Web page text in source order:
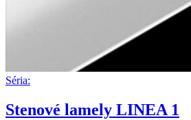
Séria:
Stenové lamely LINEA 1